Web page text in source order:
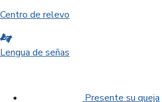
Centro de relevo
Lengua de señas
Presente su queja